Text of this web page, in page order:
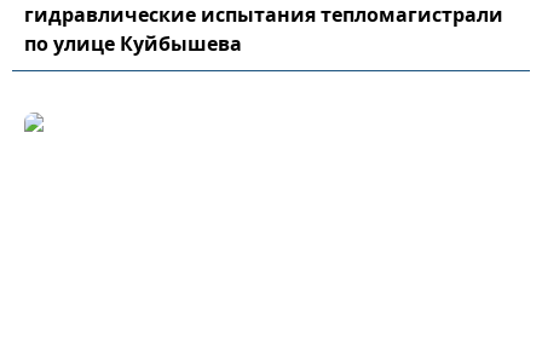
гидравлические испытания тепломагистрали
по улице Куйбышева